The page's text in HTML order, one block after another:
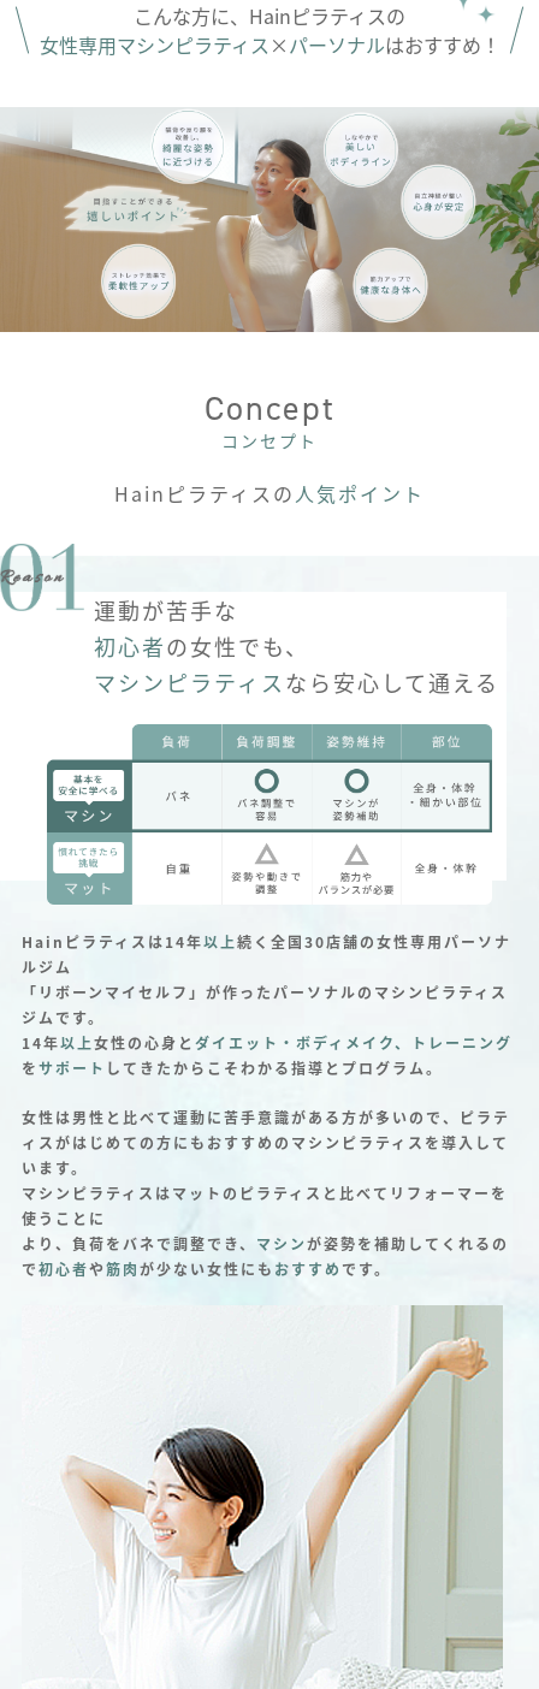
こんな方に、Hainピラティスの
女性専用マシンピラティス ×パーソナルはおすすめ！
Concept
コンセプト
Hainピラティスの人気ポイント
運動が苦手な
初心者の女性でも、
マシンピラティスなら安心して通える
Hainピラティスは14年以上続く全国30店舗の女性専用パーソナ
ルジム
「リボーンマイセルフ」が作ったパーソナルのマシンピラティス
ジムです。
14年以上女性の心身と ダイエット・ボディメイク、トレーニング
をサポート してきたからこそわかる指導とプログラム。
女性は男性と比べて運動に苦手意識がある方が多いので、ピラテ
ィスがはじめての方にもおすすめのマシンピラティスを導入して
います。
マシンピラティスはマットのピラティスと比べてリフォーマーを
使うことに
より、負荷をバネで調整でき、 マシンが姿勢を補助してくれるの
で初心者や筋肉が少ない女性にも おすすめ です。